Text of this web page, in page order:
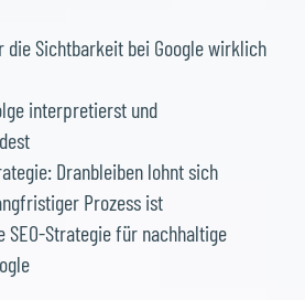
die Sichtbarkeit bei Google wirklich
interpretierst und
Dranbleiben lohnt sich
Prozess ist
SEO-Strategie für nachhaltige